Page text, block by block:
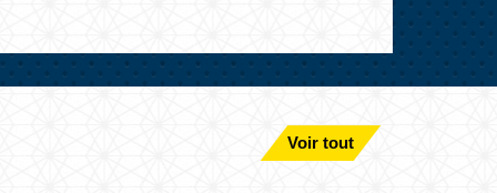
Voir tout